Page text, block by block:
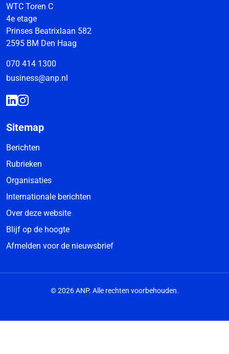
WTC Toren C
4e etage
Prinses Beatrixlaan 582
2595 BM Den Haag
070 414 1300
business@anp.nl
Sitemap
Berichten
Rubrieken
Organisaties
Internationale berichten
Over deze website
Blijf op de hoogte
Afmelden voor de nieuwsbrief
© 2026 ANP. Alle rechten voorbehouden.